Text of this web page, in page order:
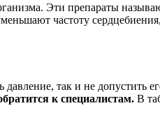
Эти препараты
частоту
так и не
к специалистам. В